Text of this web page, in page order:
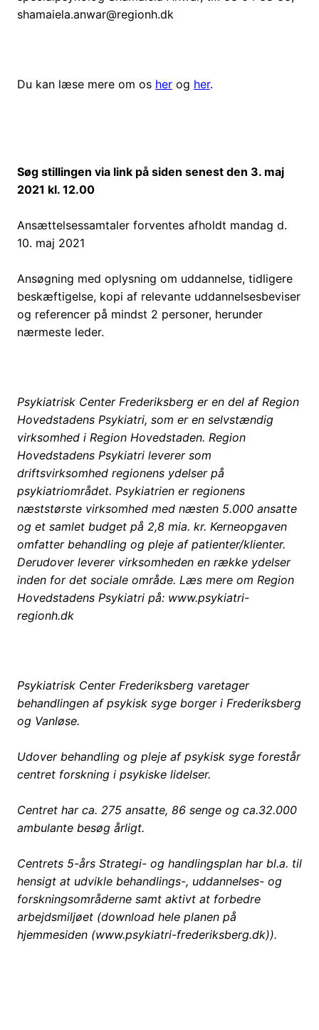
shamaiela.anwar@regionh.dk
Du kan læse mere om os her og her.
Søg stillingen via link på siden senest den 3. maj
2021 kl. 12.00
Ansættelsessamtaler forventes afholdt mandag d.
10. maj 2021
Ansøgning med oplysning om uddannelse, tidligere
beskæftigelse, kopi af relevante uddannelsesbeviser
og referencer på mindst 2 personer, herunder
nærmeste leder.
Psykiatrisk Center Frederiksberg er en del af Region
Hovedstadens Psykiatri, som er en selvstændig
virksomhed i Region Hovedstaden. Region
Hovedstadens Psykiatri leverer som
driftsvirksomhed regionens ydelser på
psykiatriområdet. Psykiatrien er regionens
næststørste virksomhed med næsten 5.000 ansatte
og et samlet budget på 2,8 mia. kr. Kerneopgaven
omfatter behandling og pleje af patienter/klienter.
Derudover leverer virksomheden en række ydelser
inden for det sociale område. Læs mere om Region
Hovedstadens Psykiatri på: www.psykiatri-
regionh.dk
Psykiatrisk Center Frederiksberg varetager
behandlingen af psykisk syge borger i Frederiksberg
og Vanløse.
Udover behandling og pleje af psykisk syge forestår
centret forskning i psykiske lidelser.
Centret har ca. 275 ansatte, 86 senge og ca.32.000
ambulante besøg årligt.
Centrets 5-års Strategi- og handlingsplan har bl.a. til
hensigt at udvikle behandlings-, uddannelses- og
forskningsområderne samt aktivt at forbedre
arbejdsmiljøet (download hele planen på
hjemmesiden (www.psykiatri-frederiksberg.dk)).